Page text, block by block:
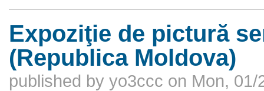
Expoziţie de pictură
(Republica Moldova)
published by yo3ccc on Mon, 01/